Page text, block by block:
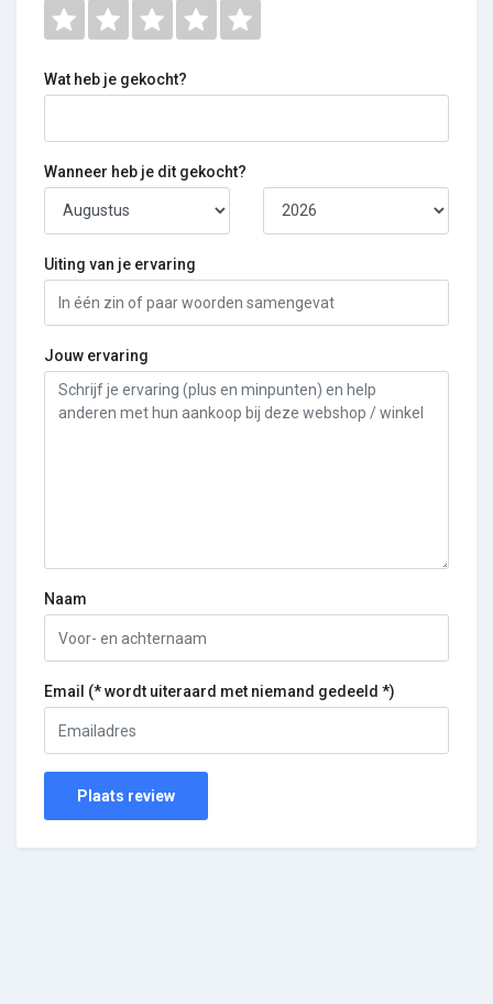
Wat heb je gekocht?
Wanneer heb je dit gekocht?
Uiting van je ervaring
Jouw ervaring
Naam
Email (* wordt uiteraard met niemand gedeeld *)
Plaats review